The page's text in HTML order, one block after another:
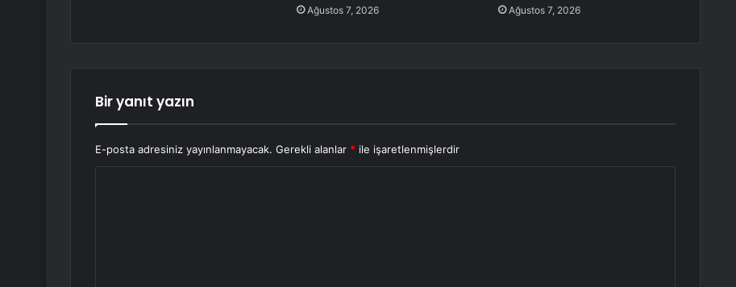
Ağustos 7, 2026 Ağustos 7, 2026
Bir yanıt yazın
E-posta adresiniz yayınlanmayacak. Gerekli alanlar * ile işaretlenmişlerdir